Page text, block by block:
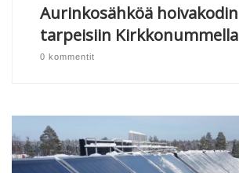
Aurinkosähköä hoivakodin
tarpeisiin Kirkkonummella
0 kommentit